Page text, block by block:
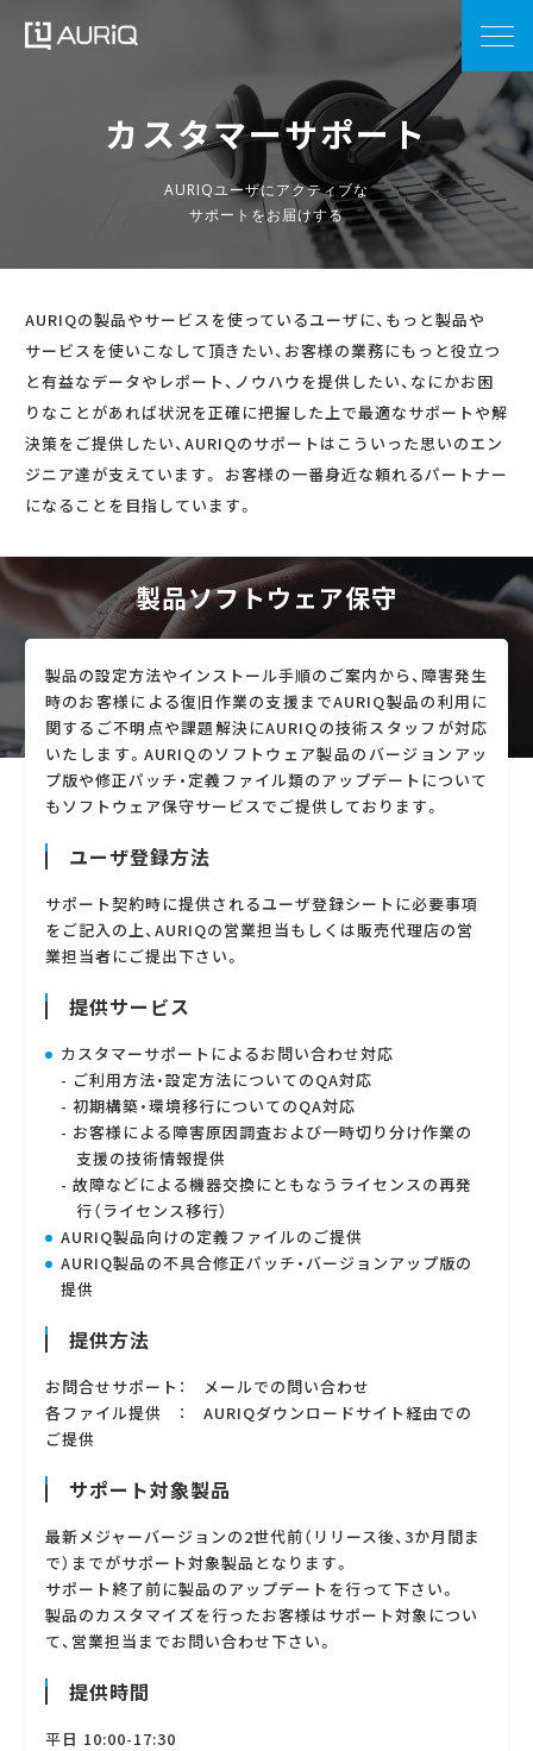
カスタマーサポート
AURIQユーザにアクティブな
サポートをお届けする
AURIQの製品やサービスを使っているユーザに、もっと製品や
サービスを使いこなして頂きたい、お客様の業務にもっと役立つ
と有益なデータやレポート、ノウハウを提供したい、なにかお困
りなことがあれば状況を正確に把握した上で最適なサポートや解
決策をご提供したい、AURIQのサポートはこういった思いのエン
ジニア達が支えています。 お客様の一番身近な頼れるパートナー
になることを目指しています。
製品ソフトウェア保守
製品の設定方法やインストール手順のご案内から、障害発生
時のお客様による復旧作業の支援までAURIQ製品の利用に
関するご不明点や課題解決にAURIQの技術スタッフが対応
いたします。AURIQのソフトウェア製品のバージョンアッ
プ版や修正パッチ・定義ファイル類のアップデートについて
もソフトウェア保守サービスでご提供しております。
ユーザ登録方法
サポート契約時に提供されるユーザ登録シートに必要事項
をご記入の上、AURIQの営業担当もしくは販売代理店の営
業担当者にご提出下さい。
提供サービス
カスタマーサポートによるお問い合わせ対応
- ご利用方法・設定方法についてのQA対応
- 初期構築・環境移行についてのQA対応
- お客様による障害原因調査および一時切り分け作業の
支援の技術情報提供
- 故障などによる機器交換にともなうライセンスの再発
行（ライセンス移行）
AURIQ製品向けの定義ファイルのご提供
AURIQ製品の不具合修正パッチ・バージョンアップ版の
提供
提供方法
お問合せサポート： メールでの問い合わせ
各ファイル提供 ： AURIQダウンロードサイト経由での
ご提供
サポート対象製品
最新メジャーバージョンの2世代前（リリース後、3か月間ま
で）までがサポート対象製品となります。
サポート終了前に製品のアップデートを行って下さい。
製品のカスタマイズを行ったお客様はサポート対象につい
て、営業担当までお問い合わせ下さい。
提供時間
平日 10:00-17:30